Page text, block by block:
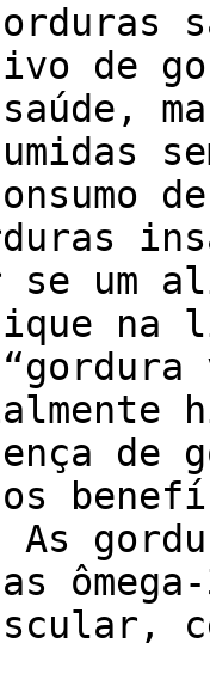
de
se um
na
de
As